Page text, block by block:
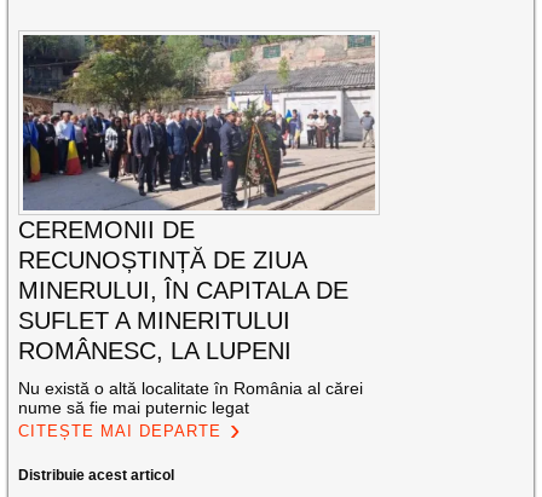
CEREMONII DE
RECUNOȘTINȚĂ DE ZIUA
MINERULUI, ÎN CAPITALA DE
SUFLET A MINERITULUI
ROMÂNESC, LA LUPENI
Nu există o altă localitate în România al cărei
nume să fie mai puternic legat
CITEȘTE MAI DEPARTE
Distribuie acest articol